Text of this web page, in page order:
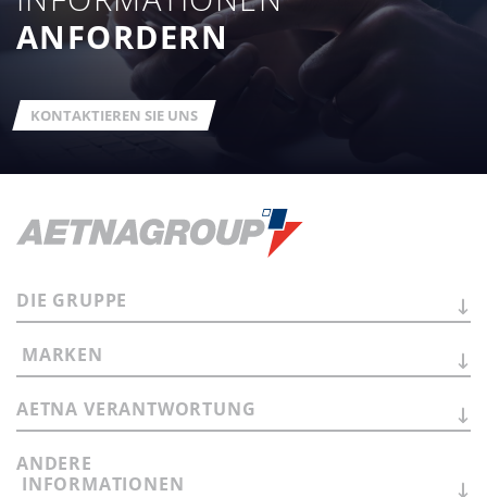
ANFORDERN
KONTAKTIEREN SIE UNS
DIE GRUPPE
MARKEN
AETNA VERANTWORTUNG
ANDERE
INFORMATIONEN